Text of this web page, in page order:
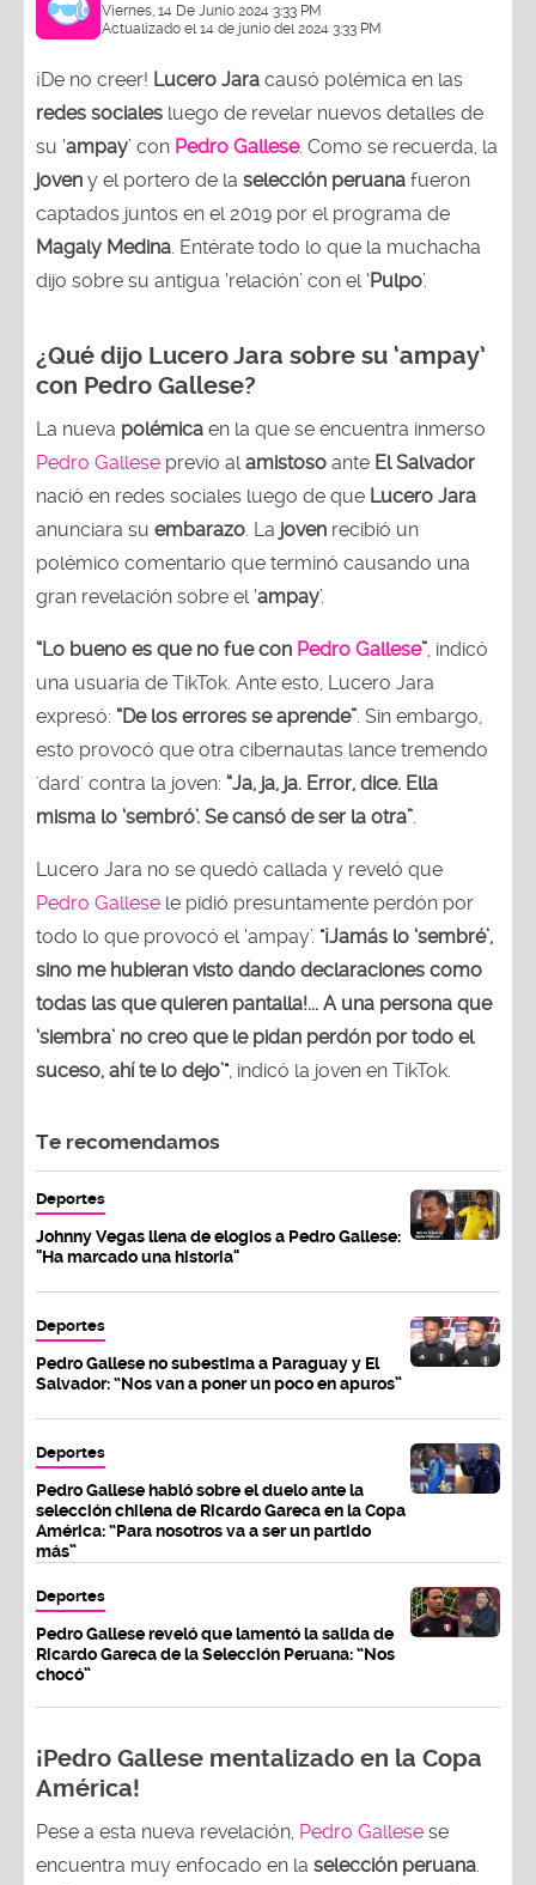
Viernes, 14 De Junio 2024 3:33 PM
Actualizado el 14 de junio del 2024 3:33 PM
¡De no creer! Lucero Jara causó polémica en las
redes sociales luego de revelar nuevos detalles de
su ‘ampay’ con Pedro Gallese. Como se recuerda, la
joven y el portero de la selección peruana fueron
captados juntos en el 2019 por el programa de
Magaly Medina . Entérate todo lo que la muchacha
dijo sobre su antigua ‘relación’ con el ‘Pulpo’.
¿Qué dijo Lucero Jara sobre su ‘ampay’
con Pedro Gallese?
La nueva polémica en la que se encuentra inmerso
Pedro Gallese previo al amistoso ante El Salvador
nació en redes sociales luego de que Lucero Jara
anunciara su embarazo . La joven recibió un
polémico comentario que terminó causando una
gran revelación sobre el ‘ampay’.
“Lo bueno es que no fue con Pedro Gallese” , indicó
una usuaria de TikTok. Ante esto, Lucero Jara
expresó: “De los errores se aprende” . Sin embargo,
esto provocó que otra cibernautas lance tremendo
'dard' contra la joven: “Ja, ja, ja. Error, dice. Ella
misma lo ‘sembró’. Se cansó de ser la otra”
Lucero Jara no se quedó callada y reveló que
Pedro Gallese le pidió presuntamente perdón por
todo lo que provocó el ‘ampay’. "¡Jamás lo ‘sembré’,
sino me hubieran visto dando declaraciones como
todas las que quieren pantalla!... A una persona que
‘siembra’ no creo que le pidan perdón por todo el
suceso, ahí te lo dejo’", indicó la joven en TikTok.
Te recomendamos
Deportes
Johnny Vegas llena de elogios a Pedro Gallese:
"Ha marcado una historia"
Deportes
Pedro Gallese no subestima a Paraguay y El
Salvador: “Nos van a poner un poco en apuros”
Deportes
Pedro Gallese habló sobre el duelo ante la
selección chilena de Ricardo Gareca en la Copa
América: “Para nosotros va a ser un partido
más”
Deportes
Pedro Gallese reveló que lamentó la salida de
Ricardo Gareca de la Selección Peruana: “Nos
chocó”
¡Pedro Gallese mentalizado en la Copa
América!
Pese a esta nueva revelación, Pedro Gallese se
encuentra muy enfocado en la selección peruana